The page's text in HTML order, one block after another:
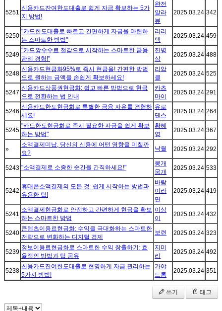
5251
신용카드잔여한도대출로 쉽게 자금 확보하는 5가
지 방법!
완전
알라
뷰
2025.03.24 342
5250
"카드한도대출로 빠르고 간편하게 자금을 마련하
는 스마트한 방법"
리리
텍
2025.03.24 459
5249
"카드깡수수료 절감으로 시작하는 스마트한 금융
관리 경험!"
진병
삼
2025.03.24 488
5248
신용카드현금화95%로 즉시 현금을! 간편한 방법
으로 원하는 금액을 손쉽게 확보하세요!
리암
클
2025.03.24 525
5247
신용카드상품권현금화: 쉽고 빠른 방법으로 현금
으로 전환하는 법 안내
카츠
마이
2025.03.24 291
5246
신용카드한도현금화로 특별한 금융 자유를 경험하
세요!
유로
댄스
2025.03.24 264
5245
"카드한도현금화로 즉시 필요한 자금을 쉽게 확보
하는 방법"
황혜
영
2025.03.24 367
»
소액결제미납, 당신의 신용에 어떤 영향을 미칠까
요?
낙월 2025.03.24 292
5243 "소액결제로 소중한 순간을 간직하세요!"
뭉개
뭉개
2025.03.24 533
5242
휴대폰소액결제의 모든 것: 쉽게 시작하는 방법과
유용한 팁!
바람
이라
면
2025.03.24 419
5241
소액결제현금화로 안전하고 간편하게 현금을 확보
하는 스마트한 방법
이상
이
2025.03.24 432
5240
콘텐츠이용료현금화: 수익을 극대화하는 스마트한
전략으로 변화하는 디지털 경제
보련 2025.03.24 323
5239
정보이용료현금화로 스마트한 수익 창출하기: 효
율적인 방법과 팁 공유
지미
리
2025.03.24 492
5238
신용카드잔여한도대출로 현명하게 자금 관리하는
5가지 방법!
가야
드롱
2025.03.24 351
쓰기 태그